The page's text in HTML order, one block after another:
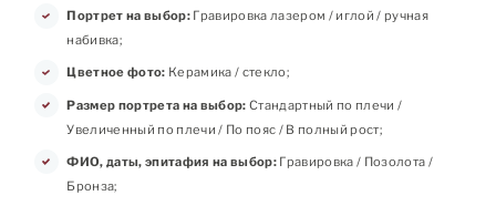
Портрет на выбор:Гравировка лазером / иглой / ручная
набивка;
Цветное фото: Керамика / стекло;
Размер портрета на выбор: Стандартный по плечи /
Увеличенный по плечи / По пояс / В полный рост;
ФИО, даты, эпитафия на выбор:Гравировка / Позолота /
Бронза;